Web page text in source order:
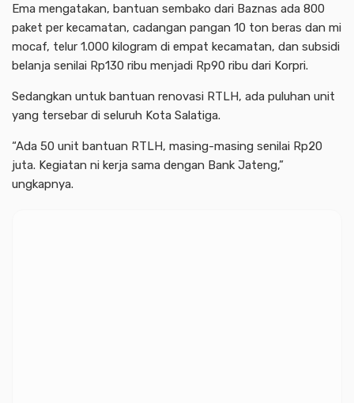
Ema mengatakan, bantuan sembako dari Baznas ada 800
paket per kecamatan, cadangan pangan 10 ton beras dan mi
mocaf, telur 1.000 kilogram di empat kecamatan, dan subsidi
belanja senilai Rp130 ribu menjadi Rp90 ribu dari Korpri.
Sedangkan untuk bantuan renovasi RTLH, ada puluhan unit
yang tersebar di seluruh Kota Salatiga.
“Ada 50 unit bantuan RTLH, masing-masing senilai Rp20
juta. Kegiatan ni kerja sama dengan Bank Jateng,”
ungkapnya.